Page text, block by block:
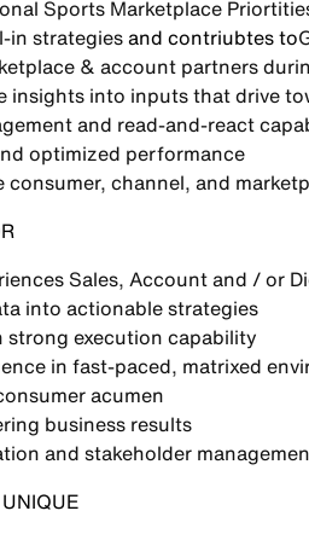
Sports Marketplace
in strategiesand contriubtes to
& account partners
insights into inputs that drive
and read-and-react
optimized performance
consumer, channel, and
Sales, Account and / or
into actionable strategies
execution capability
in fast-paced, matrixed
acumen
business results
and stakeholder